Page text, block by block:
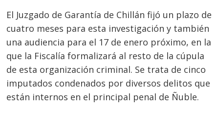
El Juzgado de Garantía de Chillán fijó un plazo de
cuatro meses para esta investigación y también
una audiencia para el 17 de enero próximo, en la
que la Fiscalía formalizará al resto de la cúpula
de esta organización criminal. Se trata de cinco
imputados condenados por diversos delitos que
están internos en el principal penal de Ñuble.